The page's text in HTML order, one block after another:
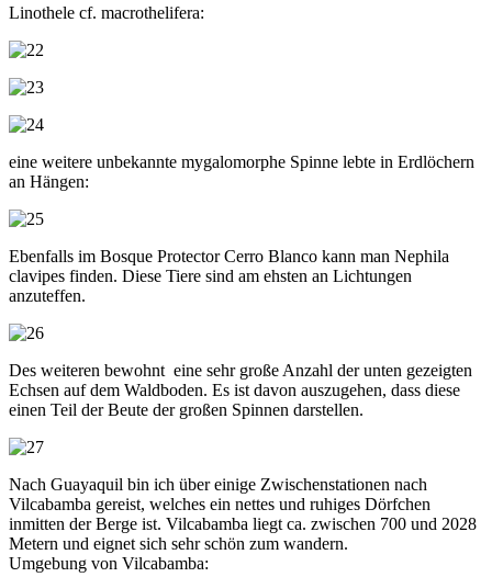
Linothele cf. macrothelifera:
eine weitere unbekannte mygalomorphe Spinne lebte in Erdlöchern
an Hängen:
Ebenfalls im Bosque Protector Cerro Blanco kann man Nephila
clavipes finden. Diese Tiere sind am ehsten an Lichtungen
anzuteffen.
Des weiteren bewohnt eine sehr große Anzahl der unten gezeigten
Echsen auf dem Waldboden. Es ist davon auszugehen, dass diese
einen Teil der Beute der großen Spinnen darstellen.
Nach Guayaquil bin ich über einige Zwischenstationen nach
Vilcabamba gereist, welches ein nettes und ruhiges Dörfchen
inmitten der Berge ist. Vilcabamba liegt ca. zwischen 700 und 2028
Metern und eignet sich sehr schön zum wandern.
Umgebung von Vilcabamba: